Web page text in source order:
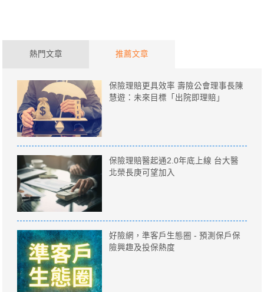
熱門文章 推薦文章
保險理賠更具效率 壽險公會理事長陳
慧遊：未來目標「出院即理賠」
保險理賠醫起通2.0年底上線 台大醫
北榮長庚可望加入
好險網，準客戶生態圈 - 預測保戶保
險興趣及投保熱度